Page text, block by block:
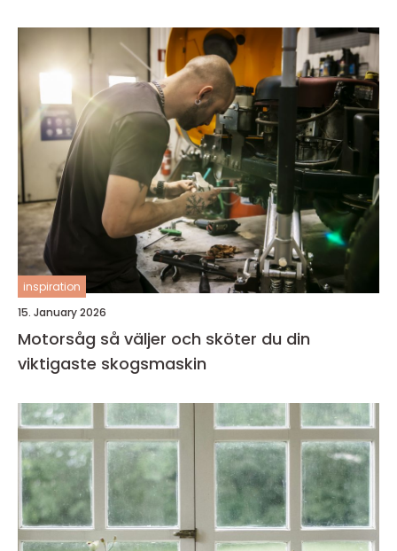
inspiration
15. January 2026
Motorsåg så väljer och sköter du din
viktigaste skogsmaskin